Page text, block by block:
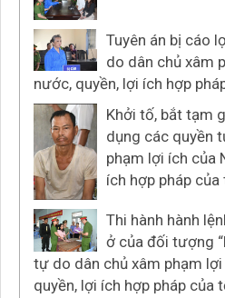
Tuyên án bị cáo
do dân chủ xâm
nước, quyền, lợi ích hợp
Khởi tố, bắt tạm
dụng các quyền
phạm lợi ích của
ích hợp pháp
Thi hành hành
ở của đối tượng
tự do dân chủ xâm phạm
quyền, lợi ích hợp pháp của